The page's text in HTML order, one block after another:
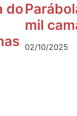
do
mil
02/10/2025